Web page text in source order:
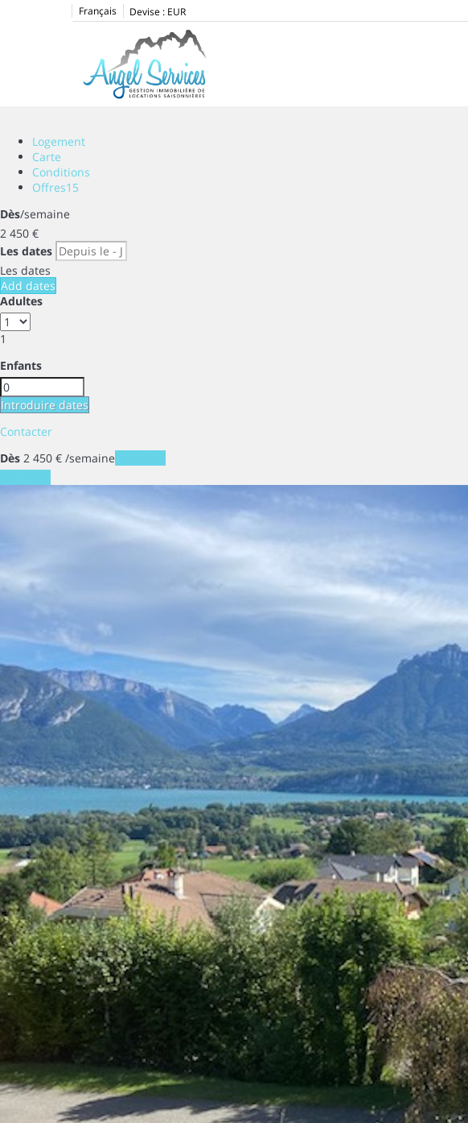
Français Devise : EUR
Logement
Carte
Conditions
Offres15
Dès/semaine
2 450 €
Les dates
Les dates
Add dates
Adultes
1
Enfants
Introduire dates
Contacter
Dès 2 450 € /semaine